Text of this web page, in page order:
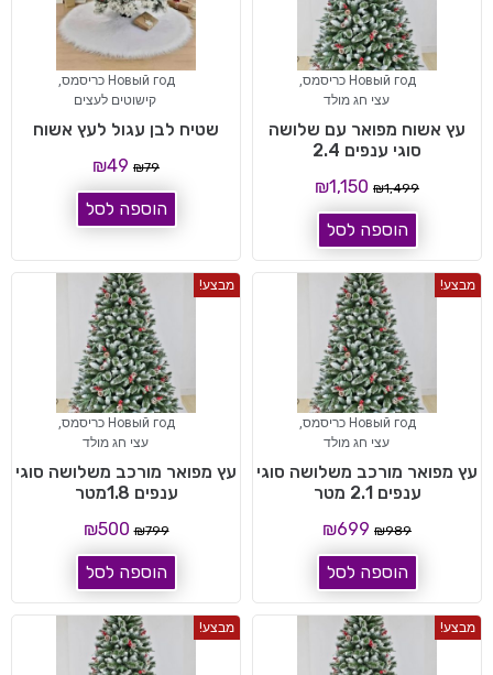
Новый год כריסמס
,
עצי חג מולד
עץ אשוח מפואר עם שלושה
סוגי ענפים 2.4
₪1,499
₪1,150
הוספה לסל
Новый год כריסמס
,
קישוטים לעצים
שטיח לבן עגול לעץ אשוח
₪79
₪49
הוספה לסל
מבצע!
Новый год כריסמס
,
עצי חג מולד
עץ מפואר מורכב משלושה סוגי
ענפים 2.1 מטר
₪989
₪699
הוספה לסל
מבצע!
Новый год כריסמס
,
עצי חג מולד
עץ מפואר מורכב משלושה סוגי
ענפים 1.8מטר
₪799
₪500
הוספה לסל
מבצע! מבצע!